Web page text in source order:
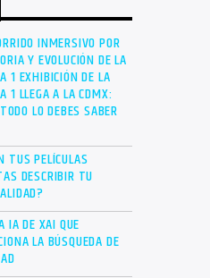
INMERSIVO POR
Y EVOLUCIÓN DE LA
1 EXHIBICIÓN DE LA
1 LLEGA A LA CDMX:
LO DEBES SABER
TUS PELÍCULAS
DESCRIBIR TU
IA DE XAI QUE
LA BÚSQUEDA DE